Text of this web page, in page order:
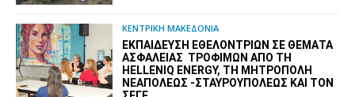
ΚΕΝΤΡΙΚΗ ΜΑΚΕΔΟΝΙΑ
ΕΚΠΑΊΔΕΥΣΗ ΕΘΕΛΟΝΤΡΙΏΝ ΣΕ ΘΈΜΑΤΑ
ΑΣΦΆΛΕΙΑΣ ΤΡΟΦΊΜΩΝ ΑΠΌ ΤΗ
HELLENIQ ENERGY, ΤΗ ΜΗΤΡΌΠΟΛΗ
ΝΕΑΠΌΛΕΩΣ -ΣΤΑΥΡΟΥΠΌΛΕΩΣ ΚΑΙ ΤΟΝ